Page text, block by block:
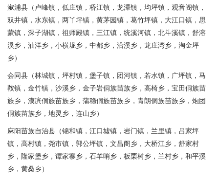
溆浦县（卢峰镇，低庄镇，桥江镇，龙潭镇，均坪镇，观音阁镇，
双井镇，水东镇，两丫坪镇，黄茅园镇，葛竹坪镇，大江口镇，思
蒙镇，深子湖镇，祖师殿镇，三江镇，统溪河镇，北斗溪镇，舒溶
溪乡，油洋乡，小横垅乡，中都乡，沿溪乡，龙庄湾乡，淘金坪
乡）
会同县（林城镇，坪村镇，堡子镇，团河镇，若水镇，广坪镇，马
鞍镇，金竹镇，沙溪乡，金子岩侗族苗族乡，高椅乡，宝田侗族苗
族乡，漠滨侗族苗族乡，蒲稳侗族苗族乡，青朗侗族苗族乡，炮团
侗族苗族乡，地灵乡，连山乡）
麻阳苗族自治县（锦和镇，江口墟镇，岩门镇，兰里镇，吕家坪
镇，高村镇，尧市镇，郭公坪镇，文昌阁乡，大桥江乡，舒家村
乡，隆家堡乡，谭家寨乡，石羊哨乡，板栗树乡，兰村乡，和平溪
乡，黄桑乡）